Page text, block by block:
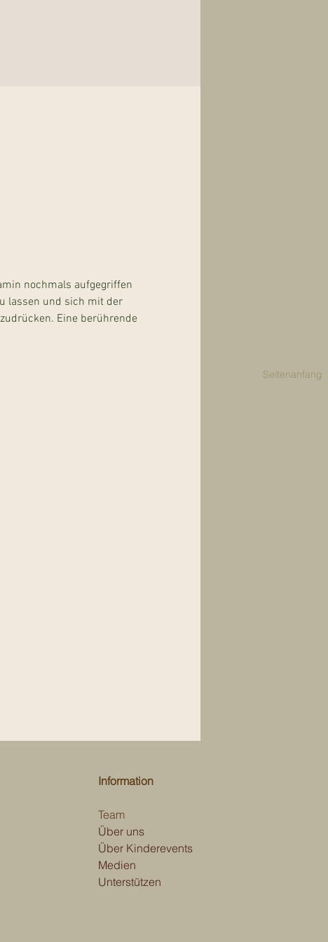
Seitenanfang
nochmals aufgegriffen
lassen und sich mit der
Eine berührende
Information
Team
Über uns
Über Kinderevents
Medien
Unterstützen